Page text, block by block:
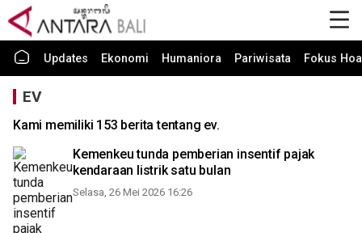
Updates Ekonomi Humaniora Pariwisata Fokus
EV
Kami memiliki 153 berita tentang ev.
Kemenkeu tunda pemberian insentif pajak
kendaraan listrik satu bulan
Selasa, 26 Mei 2026 16:26